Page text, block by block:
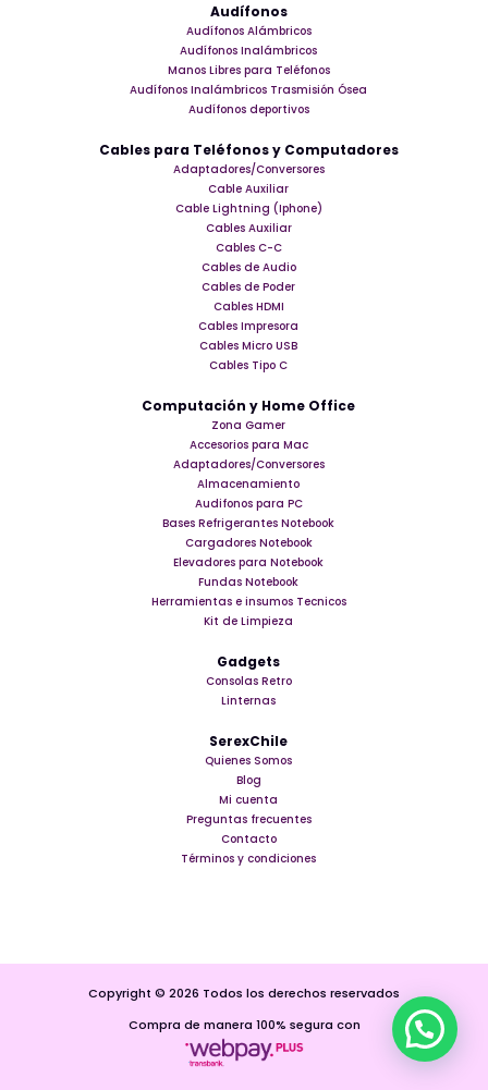
Audífonos
Audífonos Alámbricos
Audífonos Inalámbricos
Manos Libres para Teléfonos
Audífonos Inalámbricos Trasmisión Ósea
Audífonos deportivos
Cables para Teléfonos y Computadores
Adaptadores/Conversores
Cable Auxiliar
Cable Lightning (Iphone)
Cables Auxiliar
Cables C-C
Cables de Audio
Cables de Poder
Cables HDMI
Cables Impresora
Cables Micro USB
Cables Tipo C
Computación y Home Office
Zona Gamer
Accesorios para Mac
Adaptadores/Conversores
Almacenamiento
Audifonos para PC
Bases Refrigerantes Notebook
Cargadores Notebook
Elevadores para Notebook
Fundas Notebook
Herramientas e insumos Tecnicos
Kit de Limpieza
Gadgets
Consolas Retro
Linternas
SerexChile
Quienes Somos
Blog
Mi cuenta
Preguntas frecuentes
Contacto
Términos y condiciones
Copyright © 2026 Todos los derechos reservados
Compra de manera 100% segura con